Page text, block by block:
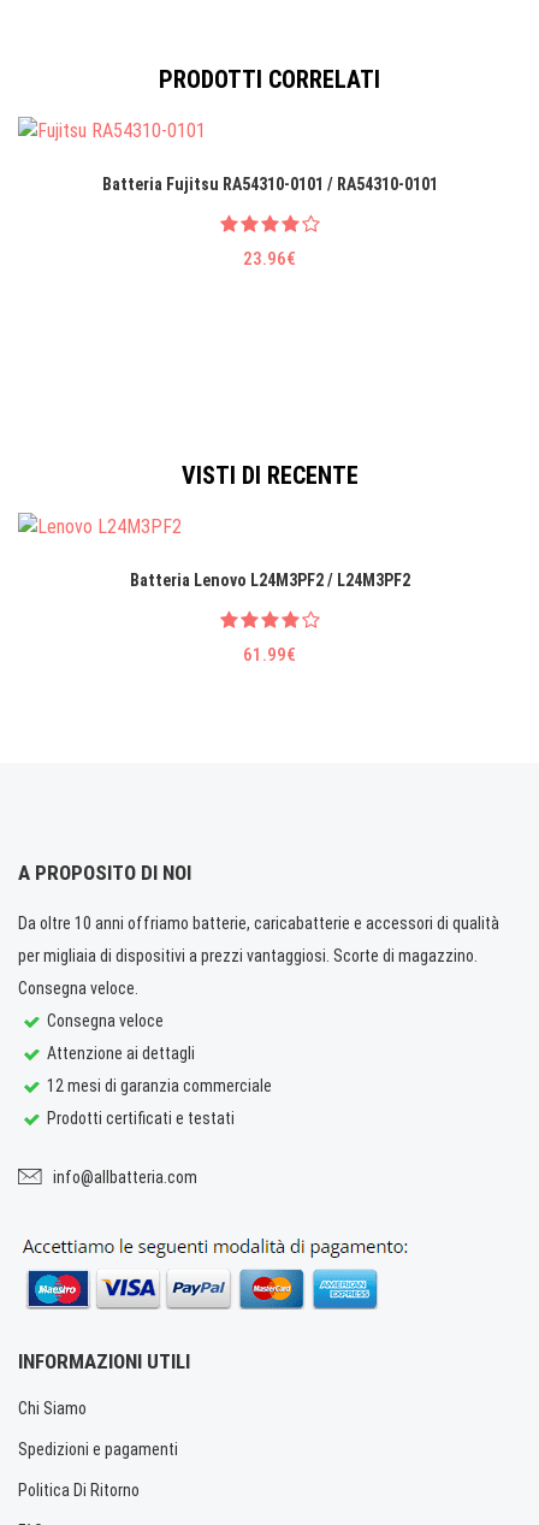
PRODOTTI CORRELATI
Batteria Fujitsu RA54310-0101 / RA54310-0101
23.96€
VISTI DI RECENTE
Batteria Lenovo L24M3PF2 / L24M3PF2
61.99€
A PROPOSITO DI NOI
Da oltre 10 anni offriamo batterie, caricabatterie e accessori di qualità
per migliaia di dispositivi a prezzi vantaggiosi. Scorte di magazzino.
Consegna veloce.
Consegna veloce
Attenzione ai dettagli
12 mesi di garanzia commerciale
Prodotti certificati e testati
info@allbatteria.com
INFORMAZIONI UTILI
Chi Siamo
Spedizioni e pagamenti
Politica Di Ritorno